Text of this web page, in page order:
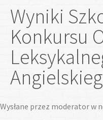
Wyniki
Konkursu
Wysłane przez moderatorw